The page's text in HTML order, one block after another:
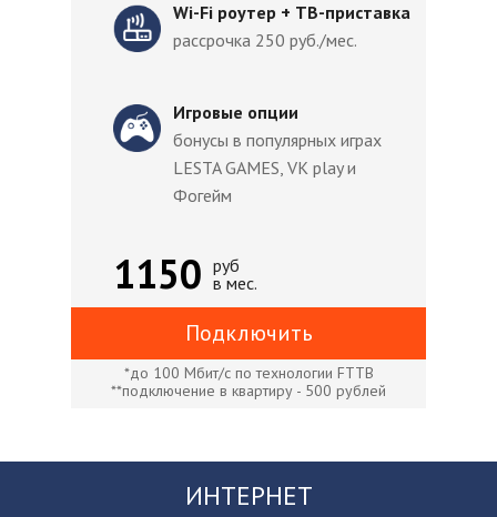
*до 100 Мбит/с по технологии FTTB
**подключение в квартиру - 500 рублей
Игровые опции
бонусы в популярных играх
LESTA GAMES, VK play и
Фогейм
Wi-Fi роутер + ТВ-приставка
рассрочка 250 руб./мес.
Подключить
ИНТЕРНЕТ
руб
в мес.
1150